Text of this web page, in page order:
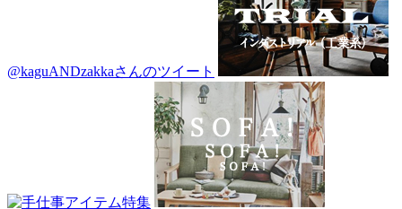
@kaguANDzakkaさんのツイート